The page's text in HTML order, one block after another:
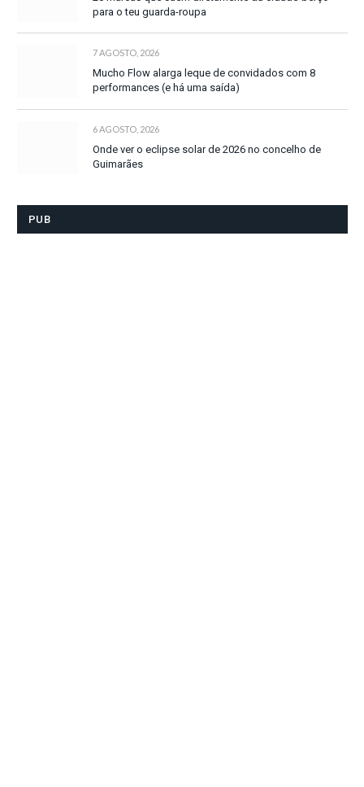
para o teu guarda-roupa
7 AGOSTO, 2026
Mucho Flow alarga leque de convidados com 8
performances (e há uma saída)
6 AGOSTO, 2026
Onde ver o eclipse solar de 2026 no concelho de
Guimarães
PUB